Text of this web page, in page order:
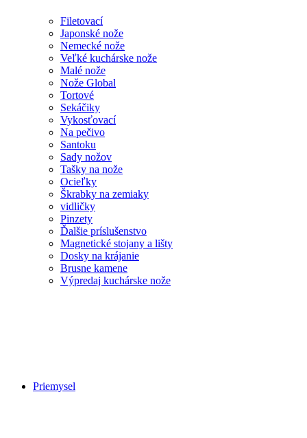
Filetovací
Japonské nože
Nemecké nože
Veľké kuchárske nože
Malé nože
Nože Global
Tortové
Sekáčiky
Vykosťovací
Na pečivo
Santoku
Sady nožov
Tašky na nože
Ocieľky
Škrabky na zemiaky
vidličky
Pinzety
Ďalšie príslušenstvo
Magnetické stojany a lišty
Dosky na krájanie
Brusne kamene
Výpredaj kuchárske nože
Priemysel